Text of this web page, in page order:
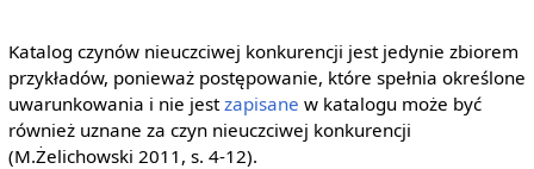
Katalog czynów nieuczciwej konkurencji jest jedynie zbiorem
przykładów, ponieważ postępowanie, które spełnia określone
uwarunkowania i nie jestzapisane w katalogu może być
również uznane za czyn nieuczciwej konkurencji
(M.Żelichowski 2011, s. 4-12).